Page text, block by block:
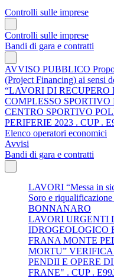
Controlli sulle imprese
Controlli sulle imprese
Bandi di gara e contratti
AVVISO PUBBLICO
(Project Financing) ai sensi
“LAVORI DI
COMPLESSO
CENTRO SPORTIVO
PERIFERIE 2023 . CUP .
Elenco operatori economici
Avvisi
Bandi di gara e contratti
LAVORI “Messa in
Soro e
BONNANARO
LAVORI URGENTI
IDROGEOLOGICO
FRANA MONTE
MORTU”
PENDII E OPERE
FRANE" . CUP .